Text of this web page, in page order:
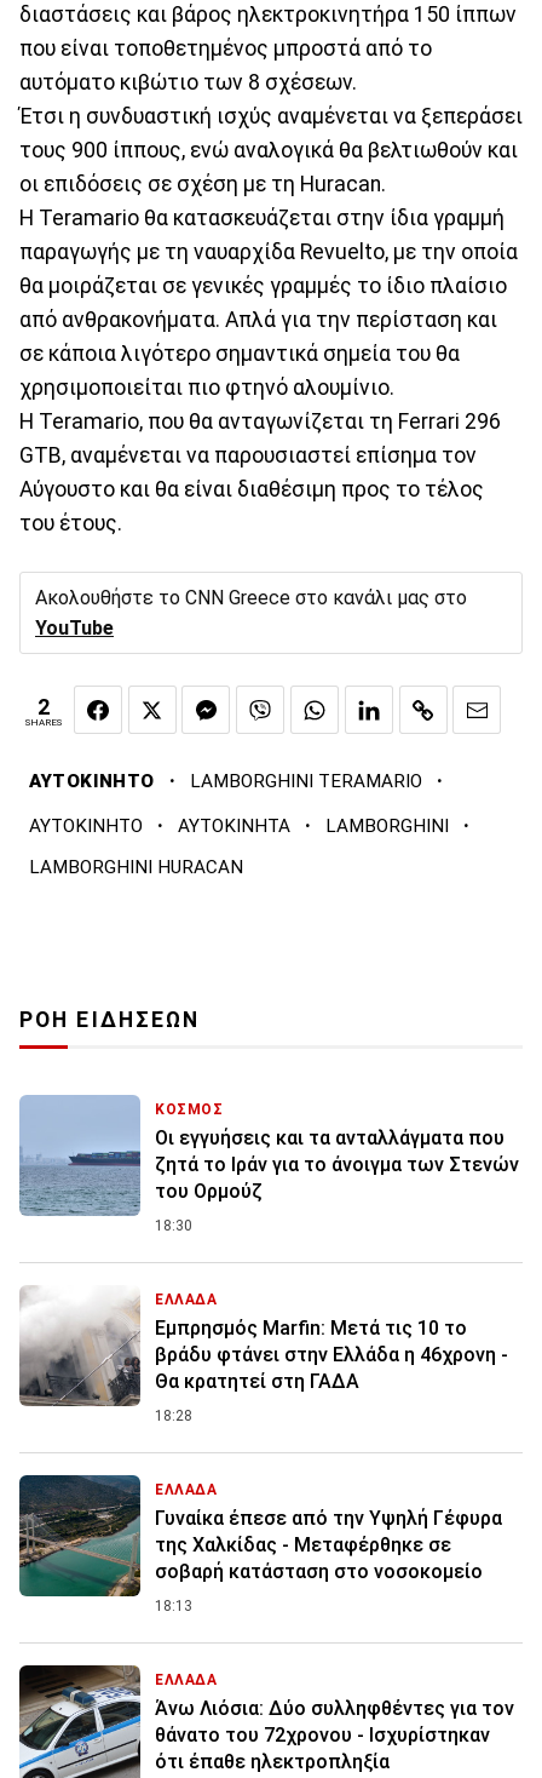
διαστάσεις και βάρος ηλεκτροκινητήρα 150 ίππων
που είναι τοποθετημένος μπροστά από το
αυτόματο κιβώτιο των 8 σχέσεων.
Έτσι η συνδυαστική ισχύς αναμένεται να ξεπεράσει
τους 900 ίππους, ενώ αναλογικά θα βελτιωθούν και
οι επιδόσεις σε σχέση με τη Huracan.
Η Teramario θα κατασκευάζεται στην ίδια γραμμή
παραγωγής με τη ναυαρχίδα Revuelto, με την οποία
θα μοιράζεται σε γενικές γραμμές το ίδιο πλαίσιο
από ανθρακονήματα. Απλά για την περίσταση και
σε κάποια λιγότερο σημαντικά σημεία του θα
χρησιμοποιείται πιο φτηνό αλουμίνιο.
Η Teramario, που θα ανταγωνίζεται τη Ferrari 296
GTB, αναμένεται να παρουσιαστεί επίσημα τον
Αύγουστο και θα είναι διαθέσιμη προς το τέλος
του έτους.
Ακολουθήστε το CNN Greece στο κανάλι μας στο
YouTube
2
SHARES
ΑΥΤΟΚΙΝΗΤΟ · LAMBORGHINI TERAMARIO ·
ΑΥΤΟΚΙΝΗΤΟ · ΑΥΤΟΚΙΝΗΤΑ · LAMBORGHINI ·
LAMBORGHINI HURACAN
ΡΟΗ ΕΙΔΗΣΕΩΝ
ΚΟΣΜΟΣ
Οι εγγυήσεις και τα ανταλλάγματα που
ζητά το Ιράν για το άνοιγμα των Στενών
του Ορμούζ
18:30
ΕΛΛΑΔΑ
Εμπρησμός Marfin: Μετά τις 10 το
βράδυ φτάνει στην Ελλάδα η 46χρονη -
Θα κρατητεί στη ΓΑΔΑ
18:28
ΕΛΛΑΔΑ
Γυναίκα έπεσε από την Υψηλή Γέφυρα
της Χαλκίδας - Μεταφέρθηκε σε
σοβαρή κατάσταση στο νοσοκομείο
18:13
ΕΛΛΑΔΑ
Άνω Λιόσια: Δύο συλληφθέντες για τον
θάνατο του 72χρονου - Ισχυρίστηκαν
ότι έπαθε ηλεκτροπληξία